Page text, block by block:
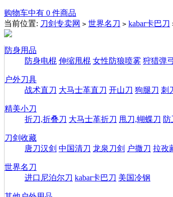
购物车中有 0 件商品
当前位置: 刀剑专卖网 > 世界名刀 > kabar卡巴刀
防身用品
防身电棍 伸缩甩棍 女性防狼喷雾 狩猎弹
户外刀具
战术直刀 大马士革直刀 开山刀 狗腿刀 刺
精美小刀
折刀,折叠刀 大马士革折刀 甩刀,蝴蝶刀 防
刀剑收藏
唐刀汉剑 中国清刀 龙泉刀剑 户撒刀 拉孜
世界名刀
进口尼泊尔刀 kabar卡巴刀 美国冷钢